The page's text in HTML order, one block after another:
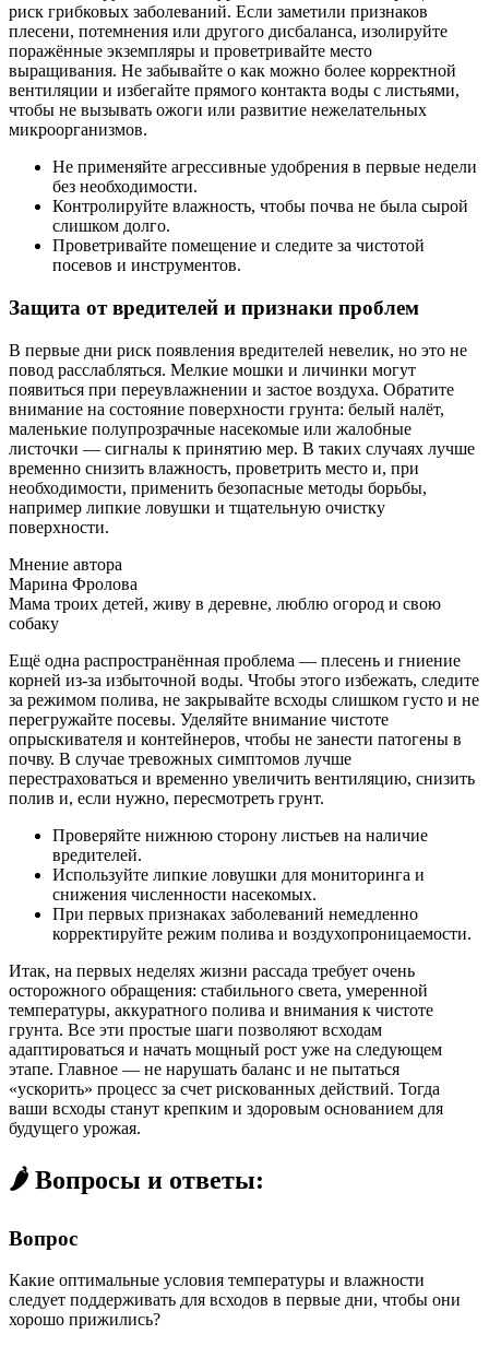
риск грибковых заболеваний. Если заметили признаков
плесени, потемнения или другого дисбаланса, изолируйте
поражённые экземпляры и проветривайте место
выращивания. Не забывайте о как можно более корректной
вентиляции и избегайте прямого контакта воды с листьями,
чтобы не вызывать ожоги или развитие нежелательных
микроорганизмов.
Не применяйте агрессивные удобрения в первые недели
без необходимости.
Контролируйте влажность, чтобы почва не была сырой
слишком долго.
Проветривайте помещение и следите за чистотой
посевов и инструментов.
Защита от вредителей и признаки проблем
В первые дни риск появления вредителей невелик, но это не
повод расслабляться. Мелкие мошки и личинки могут
появиться при переувлажнении и застое воздуха. Обратите
внимание на состояние поверхности грунта: белый налёт,
маленькие полупрозрачные насекомые или жалобные
листочки — сигналы к принятию мер. В таких случаях лучше
временно снизить влажность, проветрить место и, при
необходимости, применить безопасные методы борьбы,
например липкие ловушки и тщательную очистку
поверхности.
Мнение автора
Марина Фролова
Мама троих детей, живу в деревне, люблю огород и свою
собаку
Ещё одна распространённая проблема — плесень и гниение
корней из-за избыточной воды. Чтобы этого избежать, следите
за режимом полива, не закрывайте всходы слишком густо и не
перегружайте посевы. Уделяйте внимание чистоте
опрыскивателя и контейнеров, чтобы не занести патогены в
почву. В случае тревожных симптомов лучше
перестраховаться и временно увеличить вентиляцию, снизить
полив и, если нужно, пересмотреть грунт.
Проверяйте нижнюю сторону листьев на наличие
вредителей.
Используйте липкие ловушки для мониторинга и
снижения численности насекомых.
При первых признаках заболеваний немедленно
корректируйте режим полива и воздухопроницаемости.
Итак, на первых неделях жизни рассада требует очень
осторожного обращения: стабильного света, умеренной
температуры, аккуратного полива и внимания к чистоте
грунта. Все эти простые шаги позволяют всходам
адаптироваться и начать мощный рост уже на следующем
этапе. Главное — не нарушать баланс и не пытаться
«ускорить» процесс за счет рискованных действий. Тогда
ваши всходы станут крепким и здоровым основанием для
будущего урожая.
🌶️ Вопросы и ответы:
Вопрос
Какие оптимальные условия температуры и влажности
следует поддерживать для всходов в первые дни, чтобы они
хорошо прижились?